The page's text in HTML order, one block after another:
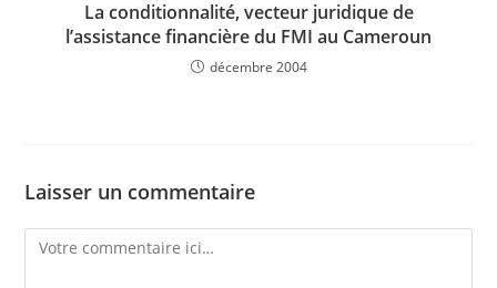
La conditionnalité, vecteur juridique de
l’assistance financière du FMI au Cameroun
décembre 2004
Laisser un commentaire